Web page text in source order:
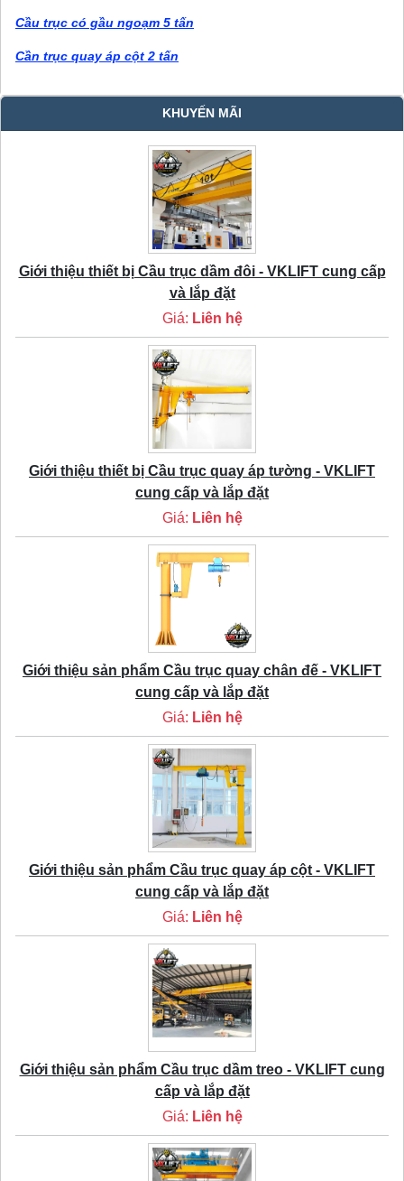
Cầu trục có gầu ngoạm 5 tấn
Cần trục quay áp cột 2 tấn
KHUYẾN MÃI
Giới thiệu thiết bị Cầu trục dầm đôi - VKLIFT cung cấp
và lắp đặt
Giá: Liên hệ
Giới thiệu thiết bị Cầu trục quay áp tường - VKLIFT
cung cấp và lắp đặt
Giá: Liên hệ
Giới thiệu sản phẩm Cầu trục quay chân đế - VKLIFT
cung cấp và lắp đặt
Giá: Liên hệ
Giới thiệu sản phẩm Cầu trục quay áp cột - VKLIFT
cung cấp và lắp đặt
Giá: Liên hệ
Giới thiệu sản phẩm Cầu trục dầm treo - VKLIFT cung
cấp và lắp đặt
Giá: Liên hệ